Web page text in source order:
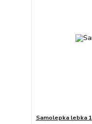
Samolepka lebka 1